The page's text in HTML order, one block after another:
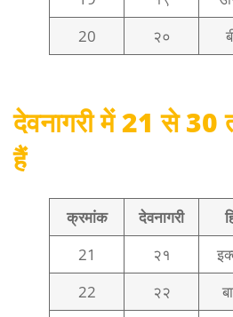
20
२०
देवनागरी में 21 से
हैं
क्रमांक देवनागरी
21
२१
22
२२